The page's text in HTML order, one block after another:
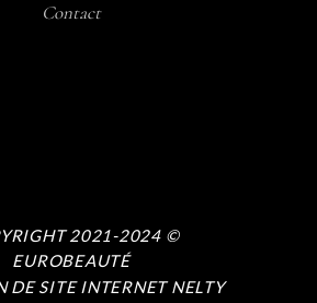
Contact
2021-2024 ©
EUROBEAUTÉ
DE SITE INTERNET NELTY